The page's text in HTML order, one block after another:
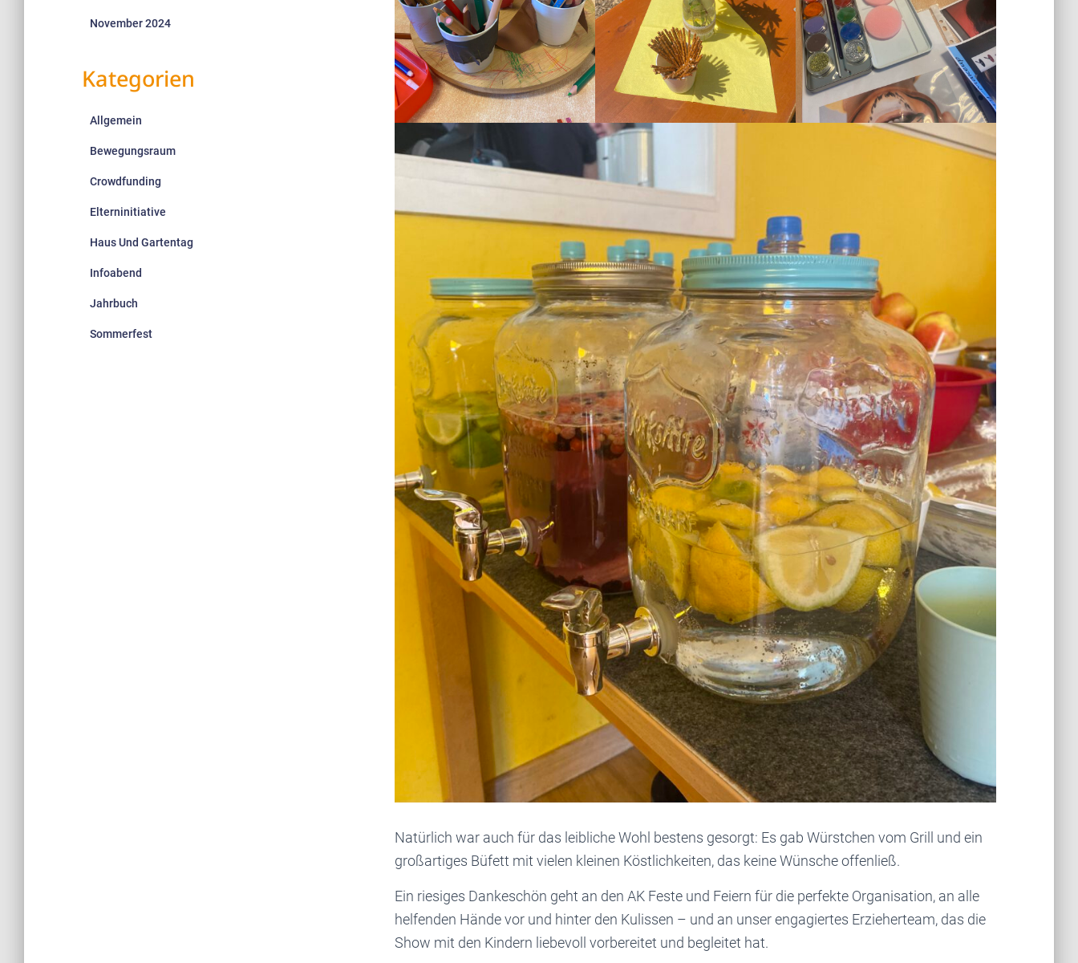
November 2024
Kategorien
Allgemein
Bewegungsraum
Crowdfunding
Elterninitiative
Haus Und Gartentag
Infoabend
Jahrbuch
Sommerfest
Natürlich war auch für das leibliche Wohl bestens gesorgt: Es gab Würstchen vom Grill und ein
großartiges Büfett mit vielen kleinen Köstlichkeiten, das keine Wünsche offenließ.
Ein riesiges Dankeschön geht an den AK Feste und Feiern für die perfekte Organisation, an alle
helfenden Hände vor und hinter den Kulissen – und an unser engagiertes Erzieherteam, das die
Show mit den Kindern liebevoll vorbereitet und begleitet hat.